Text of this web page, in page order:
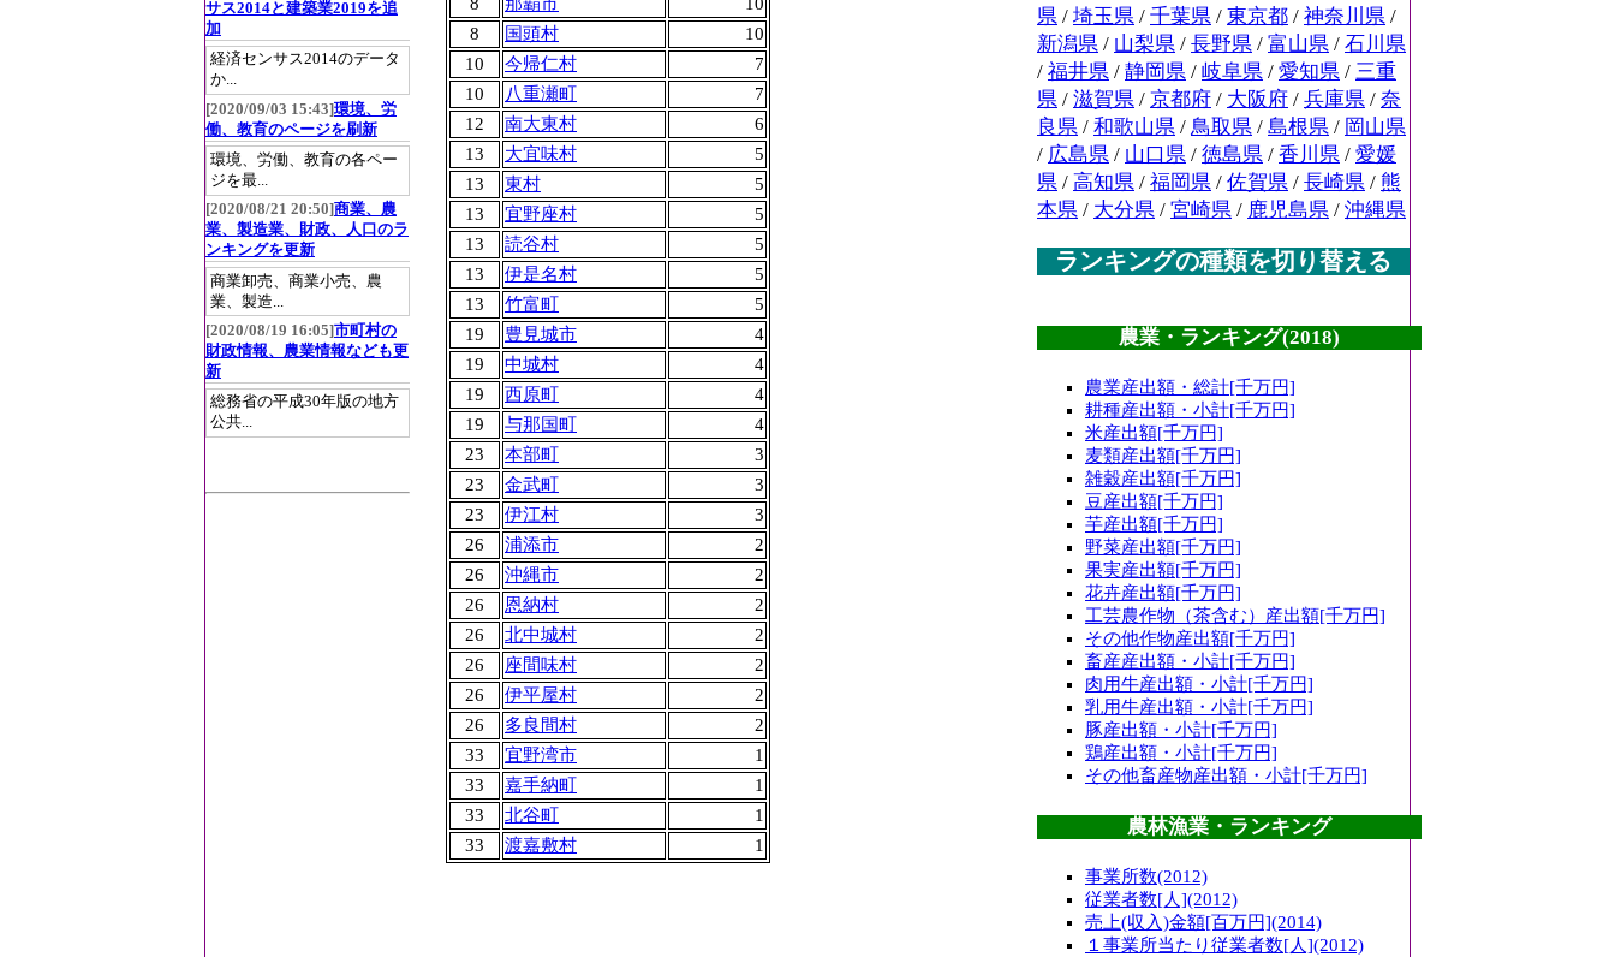
8
那覇市
10
8
国頭村
10
10
今帰仁村
7
10
八重瀬町
7
12
南大東村
6
13
大宜味村
5
13
東村
5
13
宜野座村
5
13
読谷村
5
13
伊是名村
5
13
竹富町
5
19
豊見城市
4
19
中城村
4
19
西原町
4
19
与那国町
4
23
本部町
3
23
金武町
3
23
伊江村
3
26
浦添市
2
26
沖縄市
2
26
恩納村
2
26
北中城村
2
26
座間味村
2
26
伊平屋村
2
26
多良間村
2
33
宜野湾市
1
33
嘉手納町
1
33
北谷町
1
33
渡嘉敷村 1
サス2014と建築業2019を追
加
経済センサス2014のデータ
か...
[2020/09/03 15:43]環境、労
働、教育のページを刷新
環境、労働、教育の各ペー
ジを最...
[2020/08/21 20:50]商業、農
業、製造業、財政、人口のラ
ンキングを更新
商業卸売、商業小売、農
業、製造...
[2020/08/19 16:05]市町村の
財政情報、農業情報なども更
新
総務省の平成30年版の地方
公共...
県 / 埼玉県 / 千葉県 / 東京都 / 神奈川県 /
新潟県 / 山梨県 / 長野県 / 富山県 / 石川県
/ 福井県 / 静岡県 / 岐阜県 / 愛知県 / 三重
県 / 滋賀県 / 京都府 / 大阪府 / 兵庫県 / 奈
良県 / 和歌山県 / 鳥取県 / 島根県 / 岡山県
/ 広島県 / 山口県 / 徳島県 / 香川県 / 愛媛
県 / 高知県 / 福岡県 / 佐賀県 / 長崎県 / 熊
本県 / 大分県 / 宮崎県 / 鹿児島県 / 沖縄県
ランキングの種類を切り替える
農業・ランキング(2018)
農業産出額・総計[千万円]
耕種産出額・小計[千万円]
米産出額[千万円]
麦類産出額[千万円]
雑穀産出額[千万円]
豆産出額[千万円]
芋産出額[千万円]
野菜産出額[千万円]
果実産出額[千万円]
花卉産出額[千万円]
工芸農作物（茶含む）産出額[千万円]
その他作物産出額[千万円]
畜産産出額・小計[千万円]
肉用牛産出額・小計[千万円]
乳用牛産出額・小計[千万円]
豚産出額・小計[千万円]
鶏産出額・小計[千万円]
その他畜産物産出額・小計[千万円]
農林漁業・ランキング
事業所数(2012)
従業者数[人](2012)
売上(収入)金額[百万円](2014)
１事業所当たり従業者数[人](2012)